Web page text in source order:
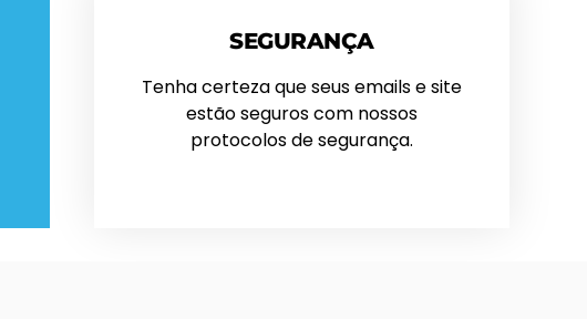
SEGURANÇA
Tenha certeza que seus emails e site
estão seguros com nossos
protocolos de segurança.